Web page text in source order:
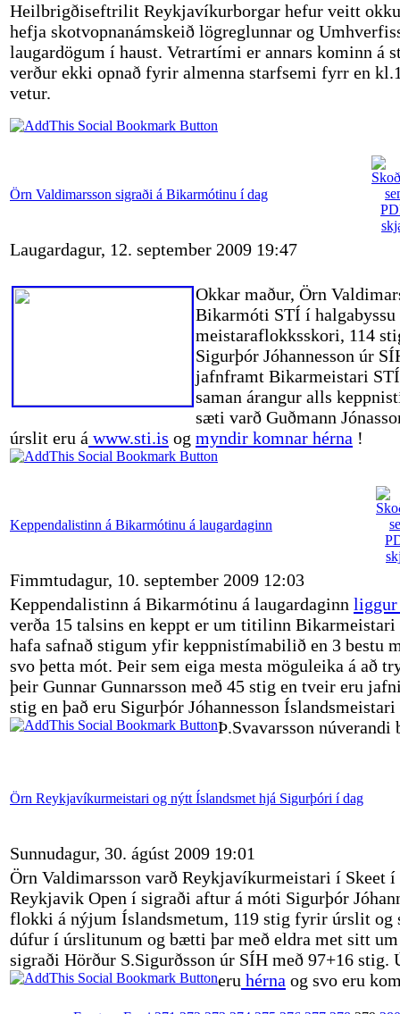
Heilbrigðiseftrilit Reykjavíkurborgar hefur veitt
hefja skotvopnanámskeið lögreglunnar og
laugardögum í haust. Vetrartími er annars kominn á
verður ekki opnað fyrir almenna starfsemi fyrr en
vetur.
Örn Valdimarsson sigraði á Bikarmótinu í dag
Laugardagur, 12. september 2009 19:47
Okkar maður, Örn
Bikarmóti STÍ í halgabyssu
meistaraflokksskori, 114
Sigurþór Jóhannesson úr
jafnframt Bikarmeistari
saman árangur alls
sæti varð Guðmann
úrslit eru á www.sti.is og myndir komnar hérna !
Keppendalistinn á Bikarmótinu á laugardaginn
Fimmtudagur, 10. september 2009 12:03
Keppendalistinn á Bikarmótinu á laugardaginn
verða 15 talsins en keppt er um titilinn Bikarmeistari
hafa safnað stigum yfir keppnistímabilið en 3 bestu
svo þetta mót. Þeir sem eiga mesta möguleika á að
þeir Gunnar Gunnarsson með 45 stig en tveir eru
stig en það eru Sigurþór Jóhannesson
Þ.Svavarsson
Örn Reykjavíkurmeistari og nýtt Íslandsmet hjá Sigurþóri í dag
Sunnudagur, 30. ágúst 2009 19:01
Örn Valdimarsson varð Reykjavíkurmeistari í Skeet í
Reykjavik Open í sigraði aftur á móti Sigurþór
flokki á nýjum Íslandsmetum, 119 stig fyrir úrslit og
dúfur í úrslitunum og bætti þar með eldra met sitt
sigraði Hörður S.Sigurðsson úr SÍH með 97+16 stig.
eru hérna og svo eru